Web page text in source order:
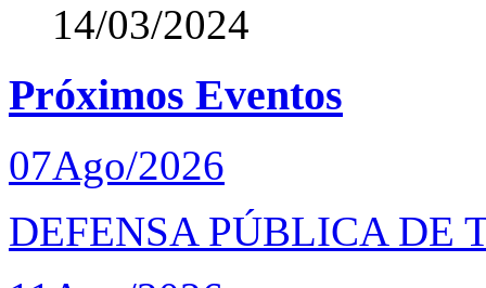
14/03/2024
Próximos Eventos
07Ago/2026
DEFENSA PÚBLICA DE